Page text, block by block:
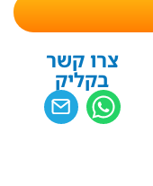
צרו קשר
בקליק